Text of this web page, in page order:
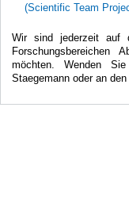
(Scientific Team
Wir sind jederzeit auf
Forschungsbereichen
möchten. Wenden
Staegemann oder an